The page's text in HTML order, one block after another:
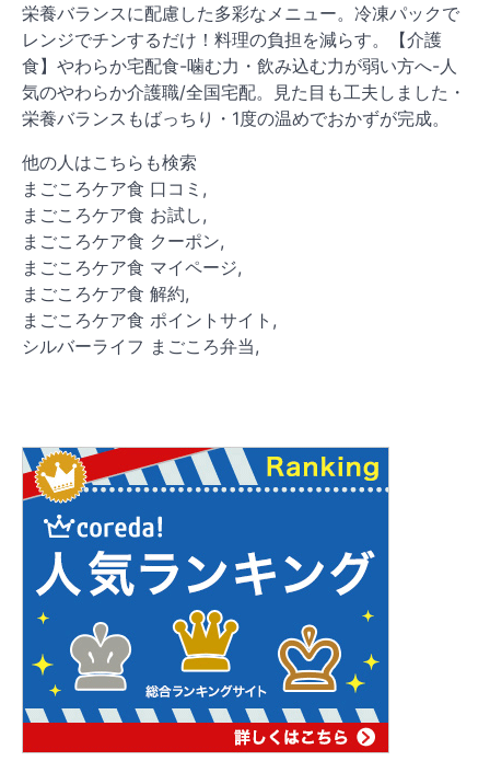
栄養バランスに配慮した多彩なメニュー。冷凍パックで
レンジでチンするだけ！料理の負担を減らす。【介護
食】やわらか宅配食-噛む力・飲み込む力が弱い方へ-人
気のやわらか介護職/全国宅配。見た目も工夫しました・
栄養バランスもばっちり・1度の温めでおかずが完成。
他の人はこちらも検索
まごころケア食 口コミ,
まごころケア食 お試し,
まごころケア食 クーポン,
まごころケア食 マイページ,
まごころケア食 解約,
まごころケア食 ポイントサイト,
シルバーライフ まごころ弁当,